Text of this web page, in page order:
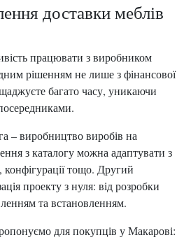
доставки меблів
працювати з виробником
рішенням не лише з фінансової
багато часу, уникаючи
– виробництво виробів на
з каталогу можна адаптувати з
конфігурації тощо. Другий
проекту з нуля: від розробки
та встановленням.
для покупців у Макарові: